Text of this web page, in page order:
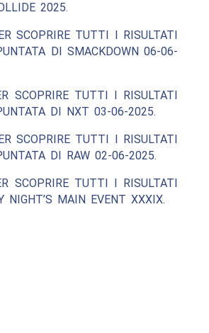
2025.
SCOPRIRE TUTTI I RISULTATI
DI SMACKDOWN 06-06-
SCOPRIRE TUTTI I RISULTATI
DI NXT 03-06-2025.
SCOPRIRE TUTTI I RISULTATI
DI RAW 02-06-2025.
SCOPRIRE TUTTI I RISULTATI
NIGHT’S MAIN EVENT XXXIX.